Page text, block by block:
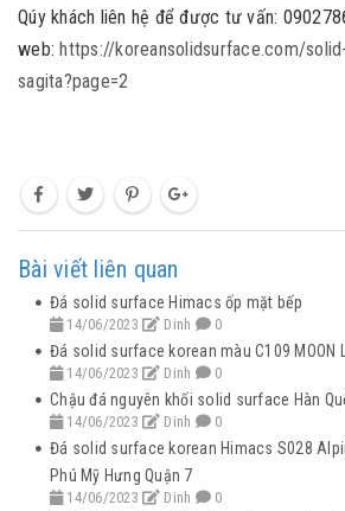
Qúy khách liên hệ để được tư vấn:
web:https://koreansolidsurface.com/
sagita?page=2
Bài viết liên quan
Đá solid surface Himacs ốp mặt bếp
14/06/2023 Dinh 0
Đá solid surface korean màu C109 MOON
14/06/2023 Dinh 0
Chậu đá nguyên khối solid surface Hàn
14/06/2023 Dinh 0
Đá solid surface korean Himacs S028
Phú Mỹ Hưng Quận 7
14/06/2023 Dinh 0